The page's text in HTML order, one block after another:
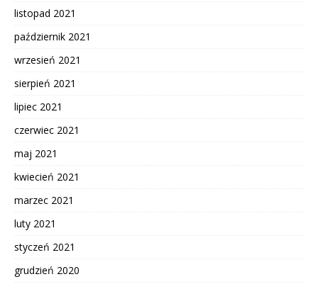
listopad 2021
październik 2021
wrzesień 2021
sierpień 2021
lipiec 2021
czerwiec 2021
maj 2021
kwiecień 2021
marzec 2021
luty 2021
styczeń 2021
grudzień 2020